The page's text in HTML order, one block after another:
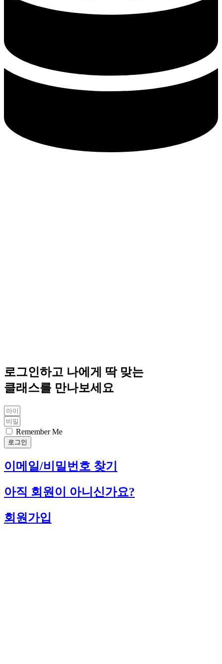
로그인하고 나에게 딱 맞는
클래스를 만나보세요
Remember Me
로그인
이메일/비밀번호 찾기
아직 회원이 아니신가요?
회원가입